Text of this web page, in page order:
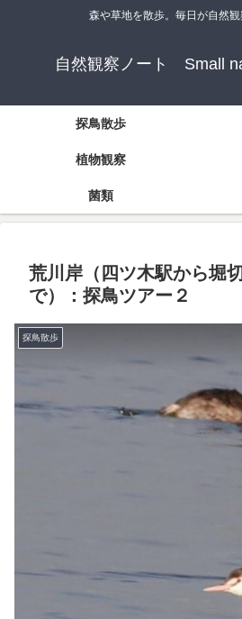
森や草地を散歩。毎日が自然観
自然観察ノート Small
探鳥散歩
植物観察
菌類
荒川岸（四ツ木駅から堀
で）：探鳥ツアー２
探鳥散歩